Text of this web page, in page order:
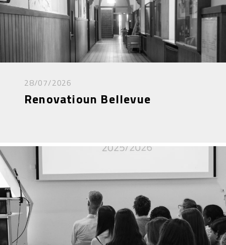
28/07/2026
Renovatioun Bellevue